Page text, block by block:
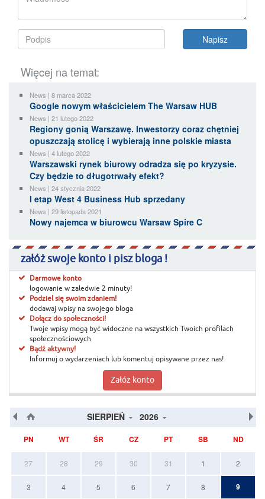
Więcej na temat:
News | 8 marca 2022
Google nowym właścicielem The Warsaw HUB
News | 21 lutego 2022
Regiony gonią Warszawę. Inwestorzy coraz chętniej
opuszczają stolicę i wybierają inne polskie miasta
News | 4 lutego 2022
Warszawski rynek biurowy odradza się po kryzysie.
Czy będzie to długotrwały efekt?
News | 24 stycznia 2022
I etap West 4 Business Hub sprzedany
News | 29 listopada 2021
Nowy najemca w biurowcu Warsaw Spire C
załóż swoje konto i pisz bloga !
Darmowe konto
logowanie w zaledwie 2 minuty!
Podziel się swoim zdaniem!
dodawaj wpisy na swojego bloga
Dołącz do społeczności!
Twoje wpisy mogą być widoczne na wszystkich Twoich profilach
społecznościowych
Bądź aktywny!
Informuj o wydarzeniach lub komentuj opisywane przez nas!
Załóż konto
SIERPIEŃ 2026
PN WT ŚR CZ PT SB ND
27 28 29 30 31 1 2
3 4 5 6 7 8 9